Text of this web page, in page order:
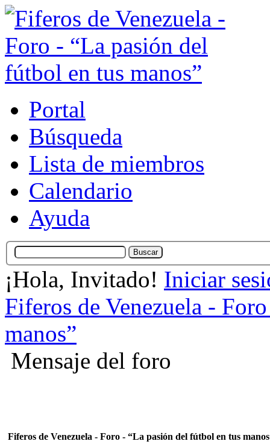
Portal
Búsqueda
Lista de miembros
Calendario
Ayuda
¡Hola, Invitado! Iniciar
Fiferos de Venezuela -
manos”
Mensaje del foro
Fiferos de Venezuela - Foro - “La pasión del fútbol en tus